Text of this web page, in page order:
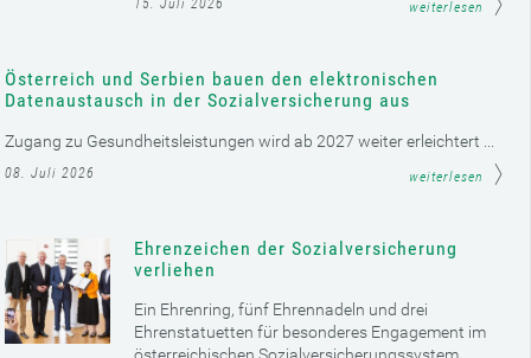
15. Juli 2026 weiterlesen
Österreich und Serbien bauen den elektronischen
Datenaustausch in der Sozialversicherung aus
Zugang zu Gesundheitsleistungen wird ab 2027 weiter erleichtert ...
08. Juli 2026 weiterlesen
Ehrenzeichen der Sozialversicherung
verliehen
Ein Ehrenring, fünf Ehrennadeln und drei
Ehrenstatuetten für besonderes Engagement im